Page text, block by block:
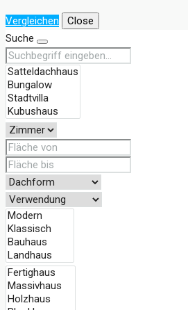
Vergleichen
Close
Suche